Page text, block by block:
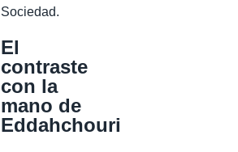
Sociedad.
El
contraste
con la
mano de
Eddahchouri